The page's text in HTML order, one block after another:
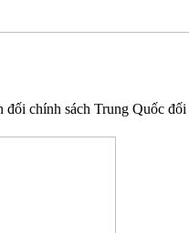
đối chính sách Trung Quốc